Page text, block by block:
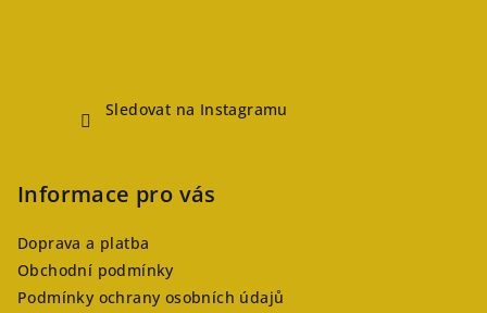
Sledovat na Instagramu
Informace pro vás
Doprava a platba
Obchodní podmínky
Podmínky ochrany osobních údajů